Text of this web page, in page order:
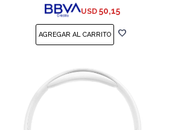
USD 50,15